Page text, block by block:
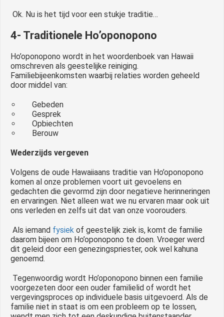
Ok. Nu is het tijd voor een stukje traditie…
4- Traditionele Ho’oponopono
Ho’oponopono wordt in het woordenboek van Hawaii
omschreven als geestelijke reiniging.
Familiebijeenkomsten waarbij relaties worden geheeld
door middel van:
Gebeden
Gesprek
Opbiechten
Berouw
Wederzijds vergeven
Volgens de oude Hawaiiaans traditie van Ho’oponopono
komen al onze problemen voort uit gevoelens en
gedachten die gevormd zijn door negatieve herinneringen
en ervaringen. Niet alleen wat we nu ervaren maar ook uit
ons verleden en zelfs uit dat van onze voorouders.
Als iemand fysiek of geestelijk ziek is, komt de familie
daarom bijeen om Ho’oponopono te doen. Vroeger werd
dit geleid door een genezingspriester, ook wel kahuna
genoemd.
Tegenwoordig wordt Ho’oponopono binnen een familie
voorgezeten door een ouder familielid of wordt het
vergevingsproces op individuele basis uitgevoerd. Als de
familie niet in staat is om een probleem op te lossen,